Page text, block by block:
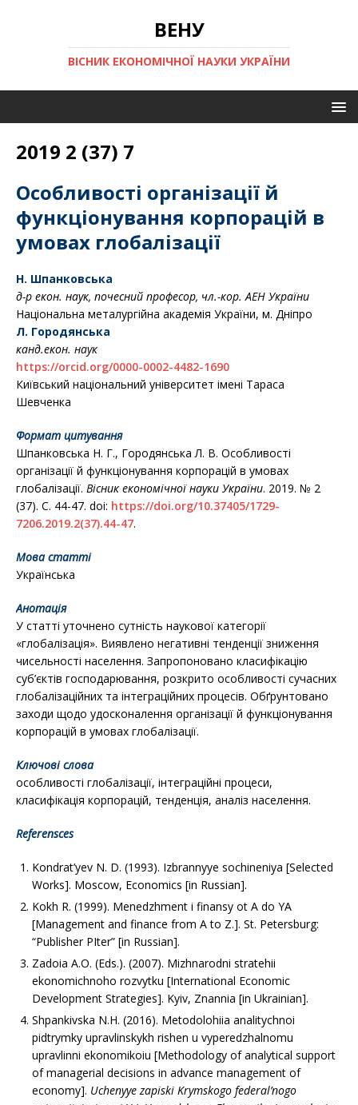
ВЕНУ
ВІСНИК ЕКОНОМІЧНОЇ НАУКИ УКРАЇНИ
2019 2 (37) 7
Особливості організації й
функціонування корпорацій в
умовах глобалізації
Н. Шпанковська
д-р екон. наук, почесний професор, чл.-кор. АЕН України
Національна металургійна академія України, м. Дніпро
Л. Городянська
канд.екон. наук
https://orcid.org/0000-0002-4482-1690
Київський національний університет імені Тараса
Шевченка
Формат цитування
Шпанковська Н. Г., Городянська Л. В. Особливості
організації й функціонування корпорацій в умовах
глобалізації. Вісник економічної науки України. 2019. № 2
(37). С. 44-47. doi: https://doi.org/10.37405/1729-
7206.2019.2(37).44-47.
Мова статті
Українська
Анотація
У статті уточнено сутність наукової категорії
«глобалізація». Виявлено негативні тенденції зниження
чисельності населення. Запропоновано класифікацію
суб’єктів господарювання, розкрито особливості сучасних
глобалізаційних та інтеграційних процесів. Обґрунтовано
заходи щодо удосконалення організації й функціонування
корпорацій в умовах глобалізації.
Ключові слова
особливості глобалізації, інтеграційні процеси,
класифікація корпорацій, тенденція, аналіз населення.
Referensces
Kondrat’yev N. D. (1993). Izbrannyye sochineniya [Selected
Works]. Moscow, Economics [in Russian].
Kokh R. (1999). Menedzhment i finansy ot A do YA
[Management and finance from A to Z.]. St. Petersburg:
“Publisher PІter” [in Russian].
Zadoia A.O. (Eds.). (2007). Mizhnarodni stratehii
ekonomichnoho rozvytku [International Economic
Development Strategies]. Kyiv, Znannia [in Ukrainian].
Shpankivska N.H. (2016). Metodolohiia analitychnoi
pidtrymky upravlinskykh rishen u vyperedzhalnomu
upravlinni ekonomikoiu [Methodology of analytical support
of managerial decisions in advance management of
economy]. Uchenyye zapiski Krymskogo federal’nogo